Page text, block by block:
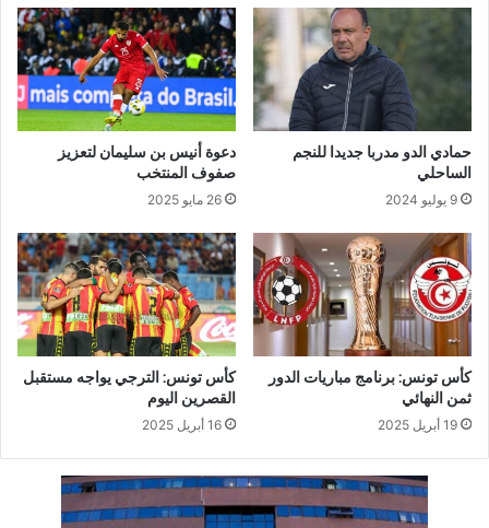
حمادي الدو مدربا جديدا للنجم
الساحلي
9 يوليو 2024
دعوة أنيس بن سليمان لتعزيز
صفوف المنتخب
26 مايو 2025
كأس تونس: برنامج مباريات الدور
ثمن النهائي
19 أبريل 2025
كأس تونس: الترجي يواجه مستقبل
القصرين اليوم
16 أبريل 2025